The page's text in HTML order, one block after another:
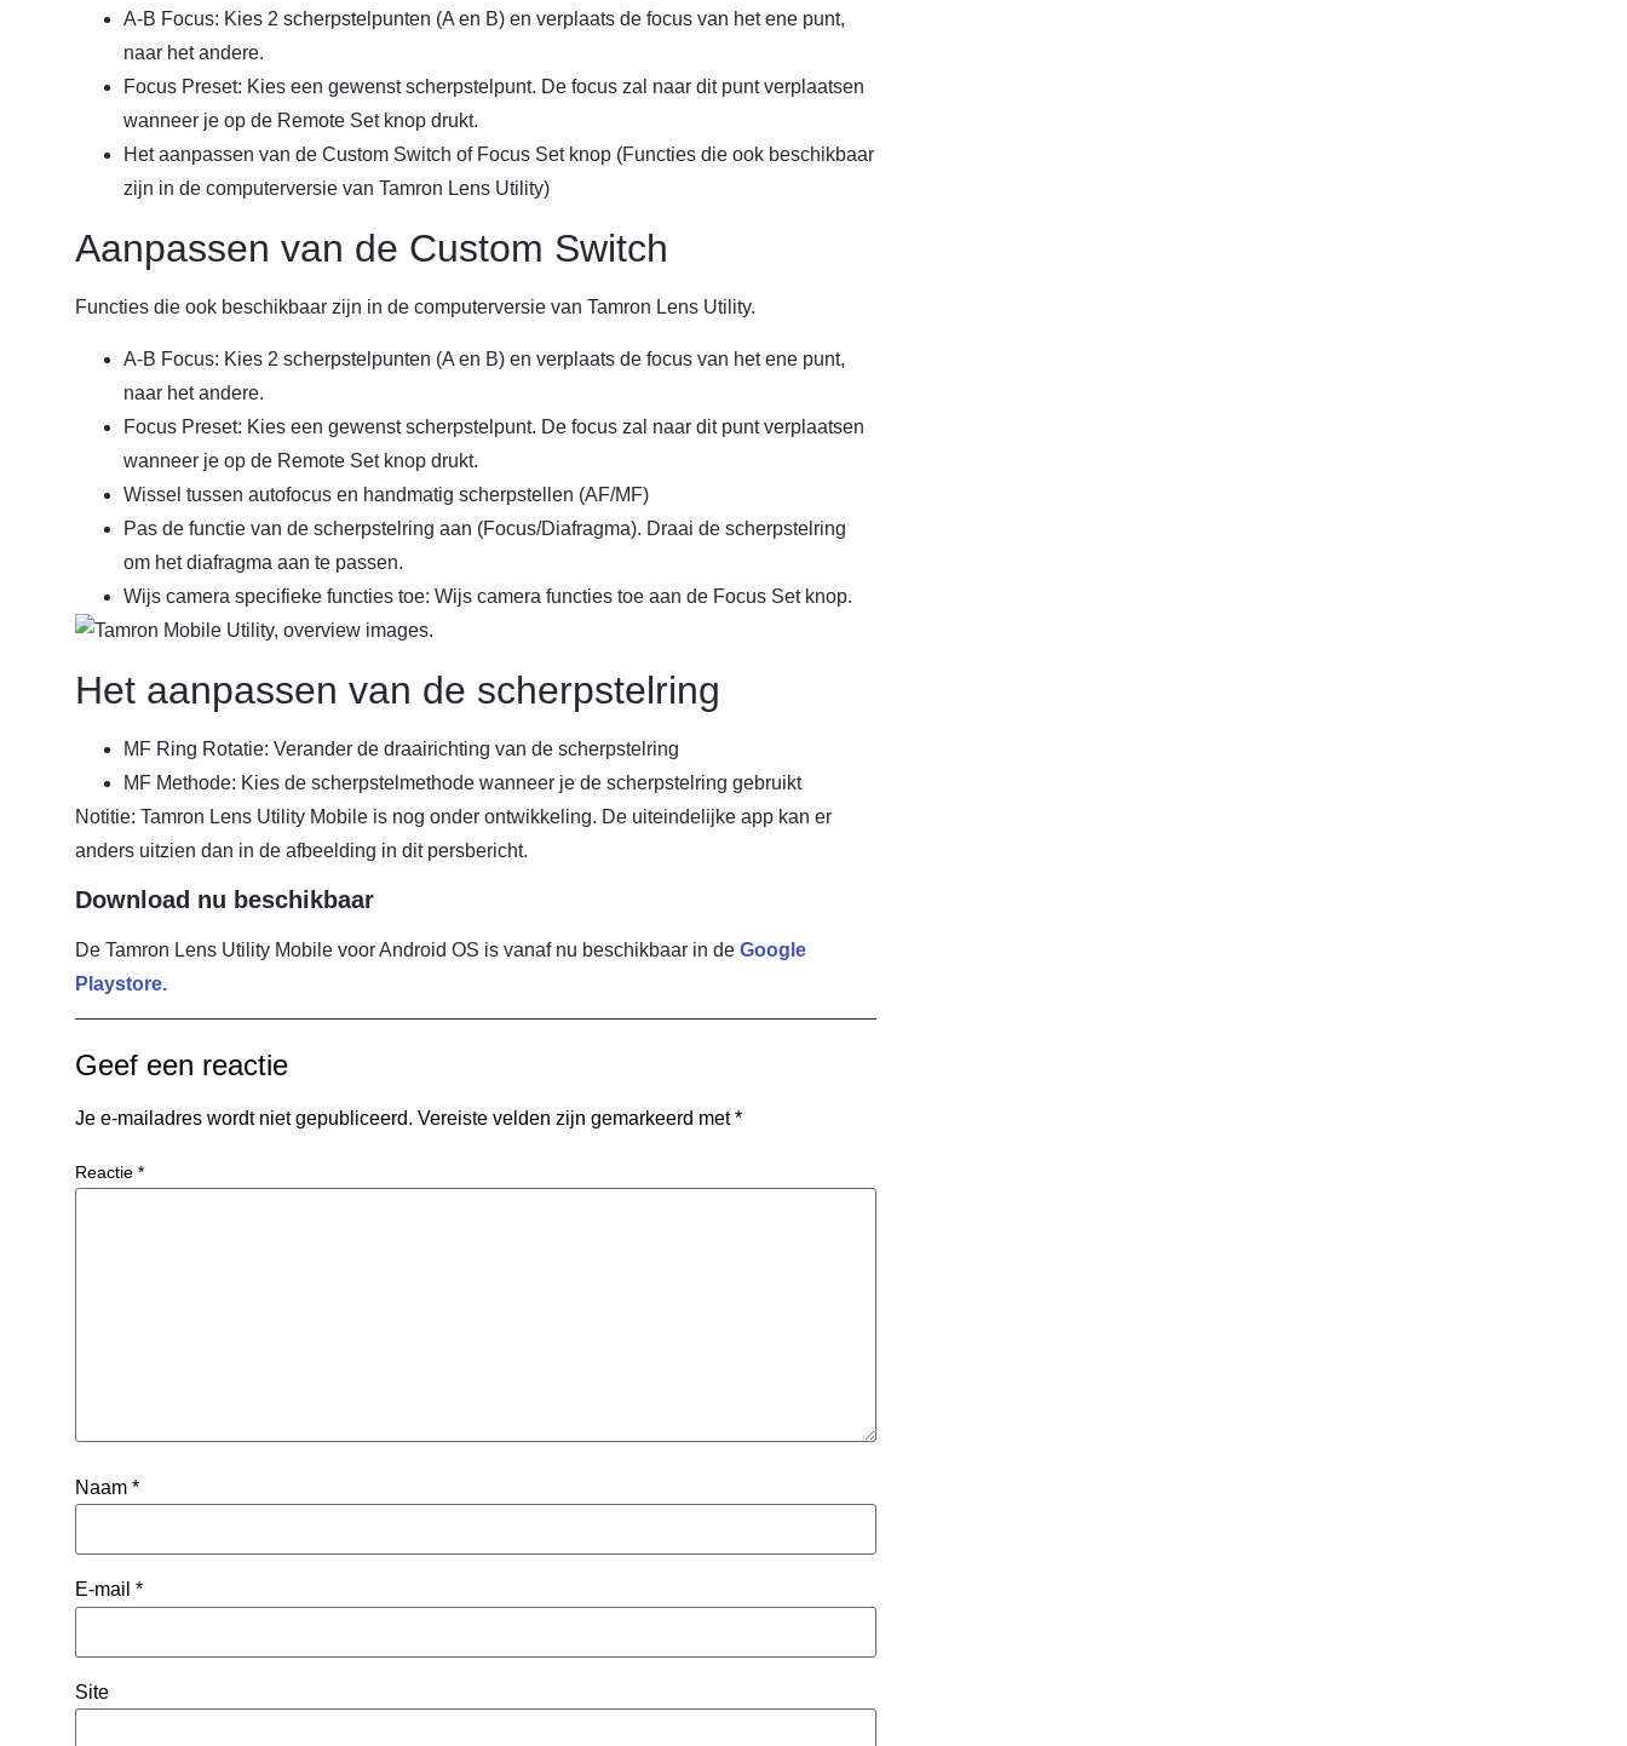
A-B Focus: Kies 2 scherpstelpunten (A en B) en verplaats de focus van het ene punt,
naar het andere.
Focus Preset: Kies een gewenst scherpstelpunt. De focus zal naar dit punt verplaatsen
wanneer je op de Remote Set knop drukt.
Het aanpassen van de Custom Switch of Focus Set knop (Functies die ook beschikbaar
zijn in de computerversie van Tamron Lens Utility)
Aanpassen van de Custom Switch
Functies die ook beschikbaar zijn in de computerversie van Tamron Lens Utility.
A-B Focus: Kies 2 scherpstelpunten (A en B) en verplaats de focus van het ene punt,
naar het andere.
Focus Preset: Kies een gewenst scherpstelpunt. De focus zal naar dit punt verplaatsen
wanneer je op de Remote Set knop drukt.
Wissel tussen autofocus en handmatig scherpstellen (AF/MF)
Pas de functie van de scherpstelring aan (Focus/Diafragma). Draai de scherpstelring
om het diafragma aan te passen.
Wijs camera specifieke functies toe: Wijs camera functies toe aan de Focus Set knop.
Het aanpassen van de scherpstelring
MF Ring Rotatie: Verander de draairichting van de scherpstelring
MF Methode: Kies de scherpstelmethode wanneer je de scherpstelring gebruikt
Notitie: Tamron Lens Utility Mobile is nog onder ontwikkeling. De uiteindelijke app kan er
anders uitzien dan in de afbeelding in dit persbericht.
Download nu beschikbaar
De Tamron Lens Utility Mobile voor Android OS is vanaf nu beschikbaar in de Google
Playstore.
Geef een reactie
Je e-mailadres wordt niet gepubliceerd. Vereiste velden zijn gemarkeerd met*
Reactie *
Naam *
E-mail *
Site